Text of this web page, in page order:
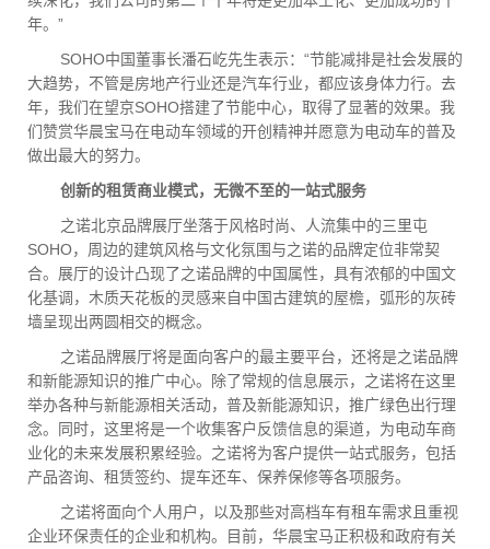
年。”
SOHO中国董事长潘石屹先生表示：“节能减排是社会发展的
大趋势，不管是房地产行业还是汽车行业，都应该身体力行。去
年，我们在望京SOHO搭建了节能中心，取得了显著的效果。我
们赞赏华晨宝马在电动车领域的开创精神并愿意为电动车的普及
做出最大的努力。
创新的租赁商业模式，无微不至的一站式服务
之诺北京品牌展厅坐落于风格时尚、人流集中的三里屯
SOHO，周边的建筑风格与文化氛围与之诺的品牌定位非常契
合。展厅的设计凸现了之诺品牌的中国属性，具有浓郁的中国文
化基调，木质天花板的灵感来自中国古建筑的屋檐，弧形的灰砖
墙呈现出两圆相交的概念。
之诺品牌展厅将是面向客户的最主要平台，还将是之诺品牌
和新能源知识的推广中心。除了常规的信息展示，之诺将在这里
举办各种与新能源相关活动，普及新能源知识，推广绿色出行理
念。同时，这里将是一个收集客户反馈信息的渠道，为电动车商
业化的未来发展积累经验。之诺将为客户提供一站式服务，包括
产品咨询、租赁签约、提车还车、保养保修等各项服务。
之诺将面向个人用户，以及那些对高档车有租车需求且重视
企业环保责任的企业和机构。目前，华晨宝马正积极和政府有关